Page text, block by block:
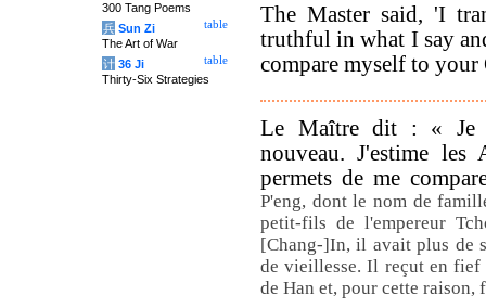
The Master said, 'I
truthful in what I say
compare myself to your
Le Maître dit : « Je
nouveau. J'estime
permets de me
P'eng, dont le nom de
petit-fils de l'empereur
[Chang-]In, il avait plus de
de vieillesse. Il reçut en fief
de Han et, pour cette
300 Tang Poems
table
兵 Sun Zi
The Art of War
table
计 36 Ji
Thirty-Six Strategies